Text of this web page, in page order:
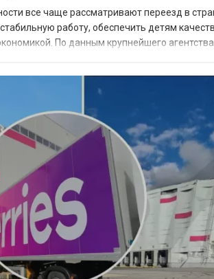
все чаще рассматривают переезд в
работу, обеспечить детям
По данным крупнейшего